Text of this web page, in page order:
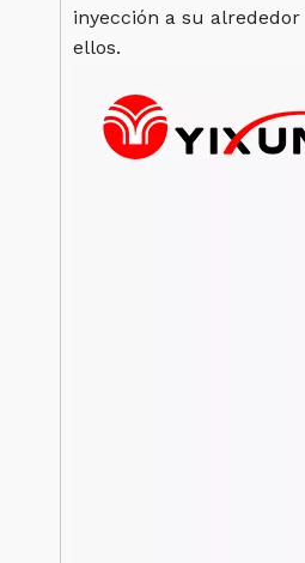
inyección a su
ellos.